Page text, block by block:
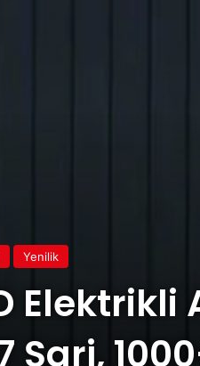
Yenilik
Şarj,